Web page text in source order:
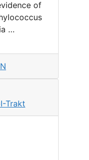
of
…
Trakt